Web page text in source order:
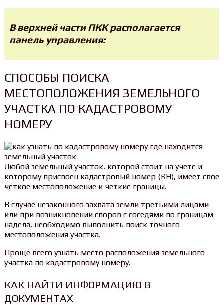
В верхней части ПКК располагается
панель управления:
СПОСОБЫ ПОИСКА
МЕСТОПОЛОЖЕНИЯ ЗЕМЕЛЬНОГО
УЧАСТКА ПО КАДАСТРОВОМУ
НОМЕРУ
Любой земельный участок, которой стоит на учете и
которому присвоен кадастровый номер (КН), имеет свое
четкое местоположение и четкие границы.
В случае незаконного захвата земли третьими лицами
или при возникновении споров с соседями по границам
надела, необходимо выполнить поиск точного
местоположения участка.
Проще всего узнать место расположения земельного
участка по кадастровому номеру.
КАК НАЙТИ ИНФОРМАЦИЮ В
ДОКУМЕНТАХ